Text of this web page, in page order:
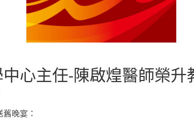
心主任-陳啟煌醫師榮升
晚宴：